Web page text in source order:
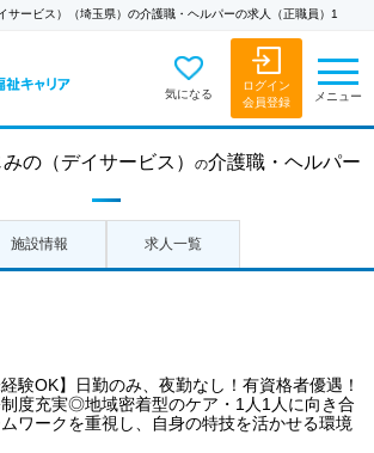
サービス）（埼玉県）の介護職・ヘルパーの求人（正職員）1
気になる
ログイン
会員登録
メニュー
の（デイサービス） の介護職・ヘルパー
施設情報 求人一覧
験OK】日勤のみ、夜勤なし！有資格者優遇！
度充実◎地域密着型のケア・1人1人に向き合
ワークを重視し、自身の特技を活かせる環境